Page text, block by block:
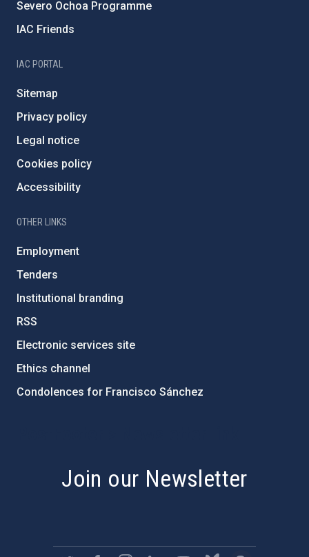
Severo Ochoa Programme
IAC Friends
IAC PORTAL
Sitemap
Privacy policy
Legal notice
Cookies policy
Accessibility
OTHER LINKS
Employment
Tenders
Institutional branding
RSS
Electronic services site
Ethics channel
Condolences for Francisco Sánchez
Join our Newsletter